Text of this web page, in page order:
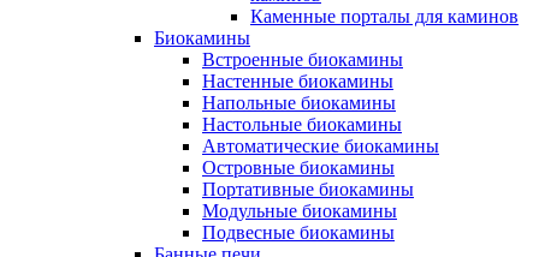
Каменные порталы для каминов
Биокамины
Встроенные биокамины
Настенные биокамины
Напольные биокамины
Настольные биокамины
Автоматические биокамины
Островные биокамины
Портативные биокамины
Модульные биокамины
Подвесные биокамины